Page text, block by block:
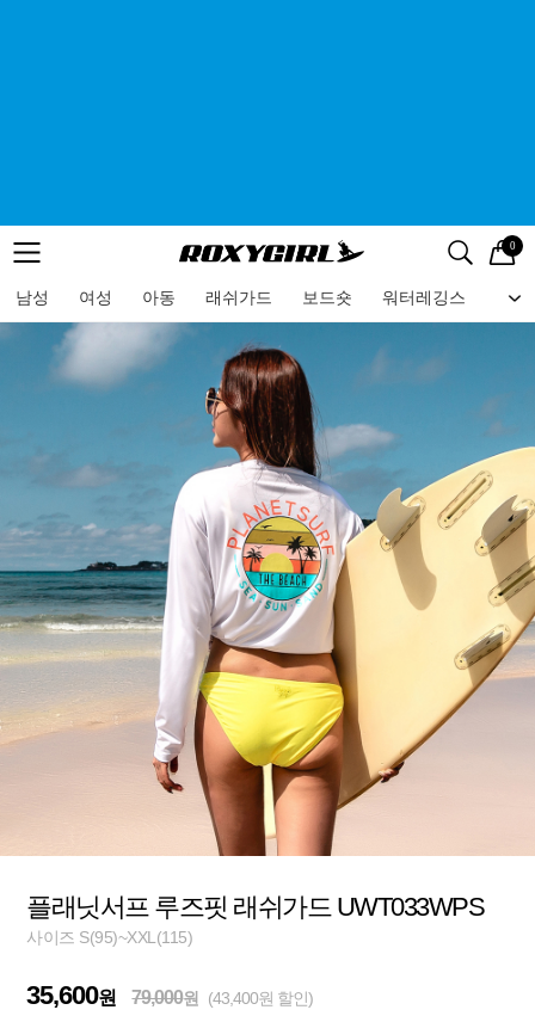
메뉴 검색
로고 0
남성 여성 아동 래쉬가드 보드숏 워터레깅스 비
메뉴
플래닛서프 루즈핏 래쉬가드 UWT033WPS
사이즈 S(95)~XXL(115)
35,600원 79,000원 (43,400원 할인)